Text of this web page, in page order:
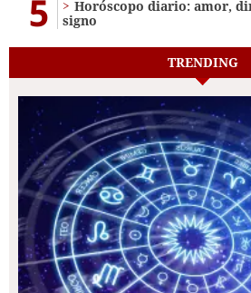
5
Horóscopo diario: amor,
signo
TRENDING